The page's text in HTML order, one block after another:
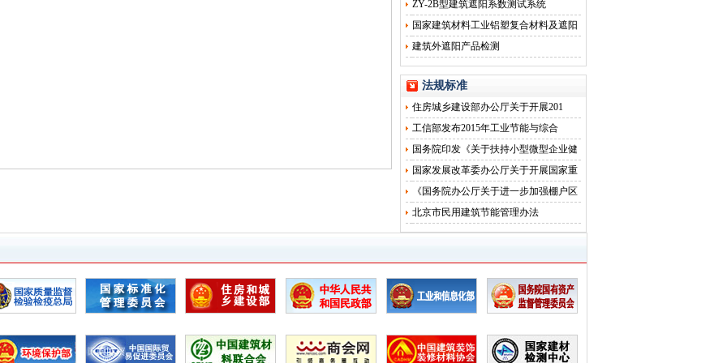
ZY-2B型建筑遮阳系数测试系统
国家建筑材料工业铝塑复合材料及遮阳
建筑外遮阳产品检测
法规标准
住房城乡建设部办公厅关于开展201
工信部发布2015年工业节能与综合
国务院印发《关于扶持小型微型企业健
国家发展改革委办公厅关于开展国家重
《国务院办公厅关于进一步加强棚户区
北京市民用建筑节能管理办法